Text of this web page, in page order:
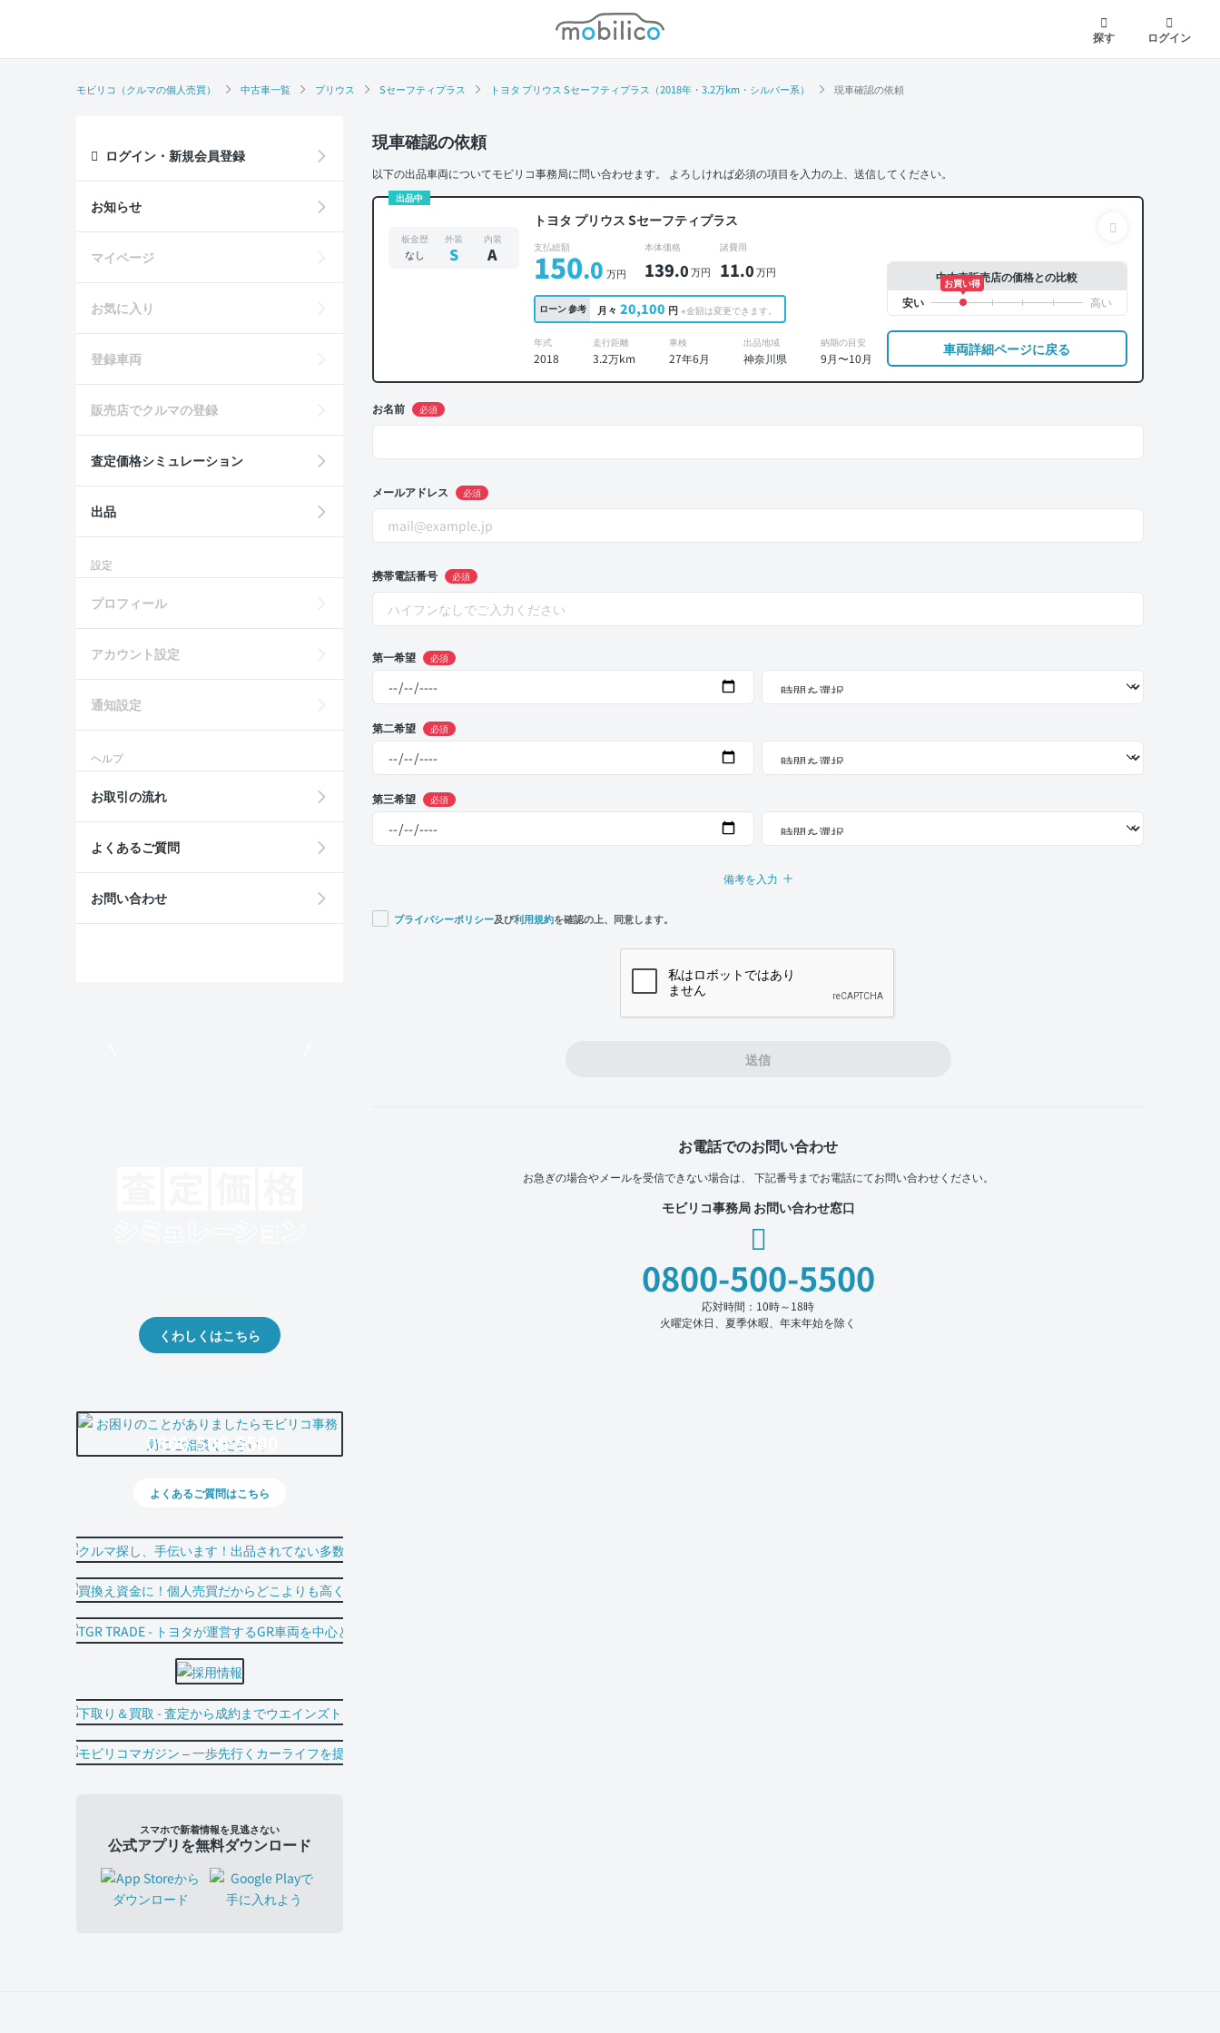
モビリコ
探す
ログイン
モビリコ（クルマの個人売買） 中古車一覧 プリウス Sセーフティプラス トヨタ プリウス Sセーフティプラス（2018年・3.2万km・シルバー系） 現車確認の依頼
現車確認の依頼
以下の出品車両についてモビリコ事務局に問い合わせます。 よろしければ必須の項目を入力の上、送信してください。
出品中
トヨタ プリウス Sセーフティプラス
板金歴
なし
外装
S
内装
A 支払総額
150.0 万円
本体価格
139.0万円
諸費用
11.0万円
ローン参考 月々 20,100 円 ※金額は変更できます。
年式
2018
走行距離
3.2万km
車検
27年6月
出品地域
神奈川県
納期の目安
9月〜10月
中古車販売店の価格との比較
お買い得
車両詳細ページに戻る
お名前 必須
メールアドレス 必須
携帯電話番号 必須
第一希望 必須
第二希望 必須
第三希望 必須
備考を入力
プライバシーポリシー及び利用規約を確認の上、同意します。
送信
お電話でのお問い合わせ
お急ぎの場合やメールを受信できない場合は、 下記番号までお電話にてお問い合わせください。
モビリコ事務局 お問い合わせ窓口
0800-500-5500
応対時間：10時～18時
火曜定休日、夏季休暇、年末年始を除く
ログイン・新規会員登録
お知らせ
マイページ
お気に入り
登録車両
販売店でクルマの登録
査定価格シミュレーション
出品
設定
プロフィール
アカウント設定
通知設定
ヘルプ
お取引の流れ
よくあるご質問
お問い合わせ
くわしくはこちら
0800-500-5500
よくあるご質問はこちら
スマホで新着情報を見逃さない
公式アプリを無料ダウンロード